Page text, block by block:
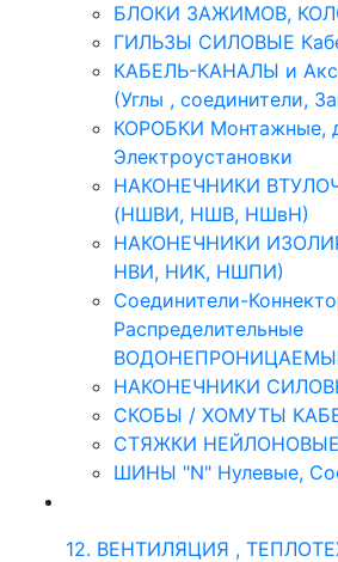
БЛОКИ ЗАЖИМОВ,
ГИЛЬЗЫ СИЛОВЫЕ
КАБЕЛЬ-КАНАЛЫ и
(Углы , соединители,
КОРОБКИ Монтажные,
Электроустановки
НАКОНЕЧНИКИ
(НШВИ, НШВ, НШвН)
НАКОНЕЧНИКИ
НВИ, НИК, НШПИ)
Соединители-
Распределительные
НАКОНЕЧНИКИ
СКОБЫ / ХОМУТЫ
СТЯЖКИ НЕЙЛОНОВЫЕ
ШИНЫ "N" Нулевые,
12. ВЕНТИЛЯЦИЯ ,